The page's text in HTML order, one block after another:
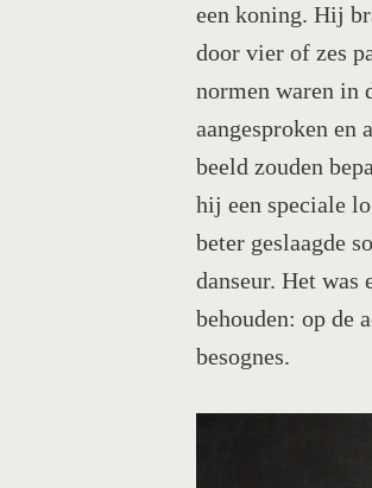
een koning. Hij
door vier of zes
normen waren in
aangesproken en
beeld zouden
hij een speciale
beter geslaagde
danseur. Het was
behouden: op de
besognes.